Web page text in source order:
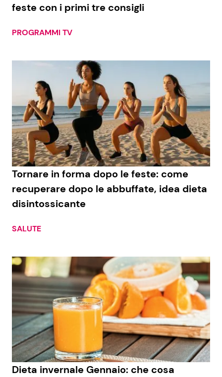
Seguici
Chi siamo
Disclaimer e Privacy
Redazione
Contattaci
Pubblicità
Privacy Policy
feste con i primi tre consigli
PROGRAMMI TV
Tornare in forma dopo le feste: come
recuperare dopo le abbuffate, idea dieta
disintossicante
SALUTE
Dieta invernale Gennaio: che cosa